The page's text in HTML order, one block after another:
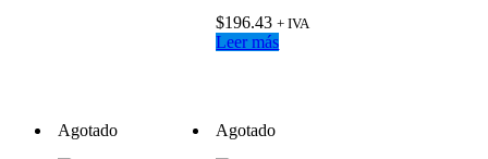
$196.43 + IVA
Leer más
Agotado Agotado